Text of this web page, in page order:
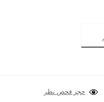
حجز فحص نظر